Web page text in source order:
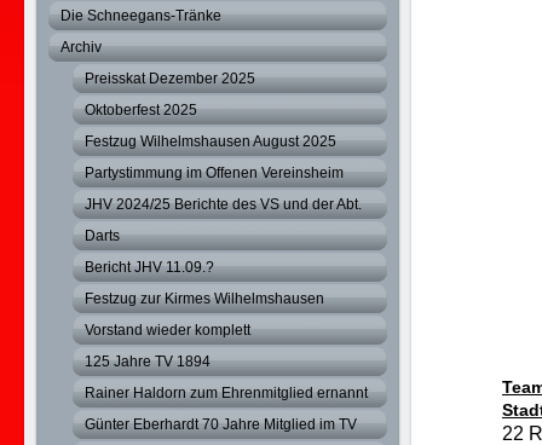
Die Schneegans-Tränke
Archiv
Preisskat Dezember 2025
Oktoberfest 2025
Festzug Wilhelmshausen August 2025
Partystimmung im Offenen Vereinsheim
JHV 2024/25 Berichte des VS und der Abt.
Darts
Bericht JHV 11.09.?
Festzug zur Kirmes Wilhelmshausen
Vorstand wieder komplett
125 Jahre TV 1894
Rainer Haldorn zum Ehrenmitglied ernannt
Günter Eberhardt 70 Jahre Mitglied im TV
22